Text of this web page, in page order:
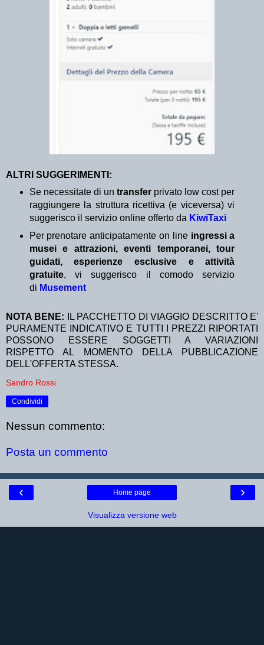
ALTRI SUGGERIMENTI:
Se necessitate di un transfer privato low cost per
raggiungere la struttura ricettiva (e viceversa) vi
suggerisco il servizio online offerto da KiwiTaxi
Per prenotare anticipatamente on line ingressi a
musei e attrazioni, eventi temporanei, tour
guidati, esperienze esclusive e attività
gratuite, vi suggerisco il comodo servizio
di Musement
NOTA BENE:
IL PACCHETTO DI VIAGGIO DESCRITTO E'
PURAMENTE INDICATIVO E TUTTI I PREZZI RIPORTATI
POSSONO ESSERE SOGGETTI A VARIAZIONI
RISPETTO AL MOMENTO DELLA PUBBLICAZIONE
DELL'OFFERTA STESSA.
Sandro Rossi
Condividi
Nessun commento:
Posta un commento
‹ ›
Home page
Visualizza versione web